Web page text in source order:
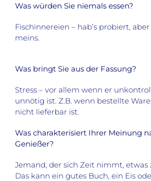
Was würden Sie niemals essen?
Fischinnereien – hab’s probiert,
meins.
Was bringt Sie aus der Fassung?
Stress – vor allem wenn er
unnötig ist. Z.B. wenn bestellte
nicht lieferbar ist.
Was charakterisiert Ihrer Meinung
Genießer?
Jemand, der sich Zeit nimmt, etwas
Das kann ein gutes Buch, ein Eis